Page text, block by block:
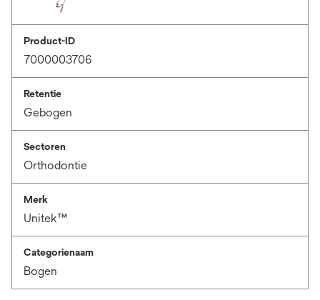
Product-ID
7000003706
Retentie
Gebogen
Sectoren
Orthodontie
Merk
Unitek™
Categorienaam
Bogen